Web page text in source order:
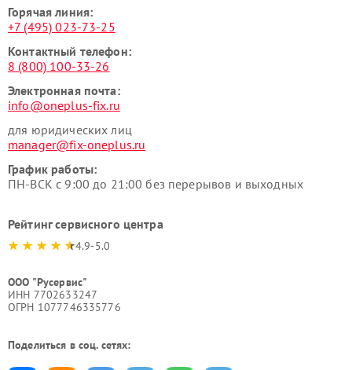
Горячая линия:
+7 (495) 023-73-25
Контактный телефон:
8 (800) 100-33-26
Электронная почта:
info@oneplus-fix.ru
для юридических лиц
manager@fix-oneplus.ru
График работы:
ПН-ВСК с 9:00 до 21:00 без перерывов и выходных
Рейтинг сервисного центра
4.9-5.0
ООО "Русервис"
ИНН 7702633247
ОГРН 1077746335776
Поделиться в соц. сетях: